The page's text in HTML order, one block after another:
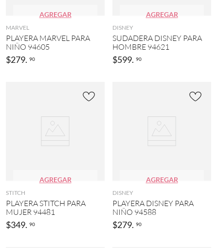
AGREGAR
MARVEL
PLAYERA MARVEL PARA
NIÑO 94605
$279. 90
AGREGAR
DISNEY
SUDADERA DISNEY PARA
HOMBRE 94621
$599. 90
AGREGAR
STITCH
PLAYERA STITCH PARA
MUJER 94481
$349. 90
AGREGAR
DISNEY
PLAYERA DISNEY PARA
NIÑO 94588
$279. 90